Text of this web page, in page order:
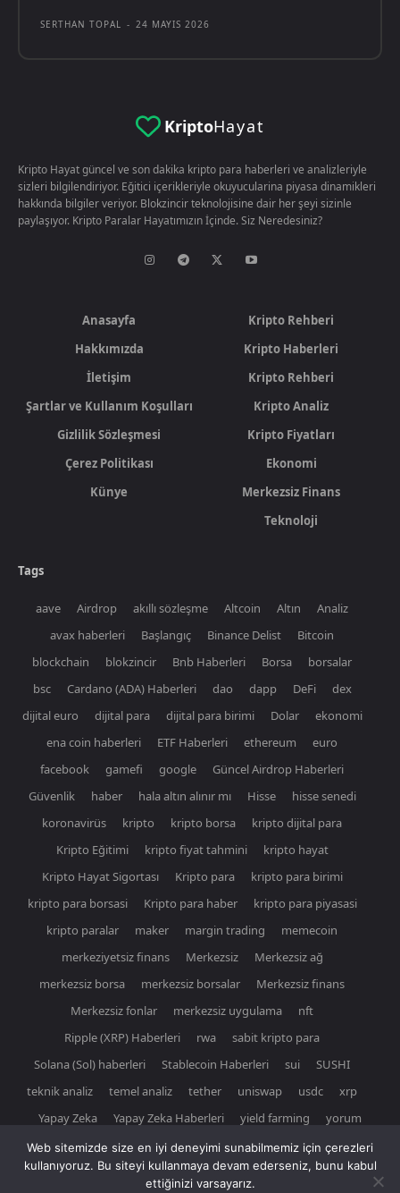
SERTHAN TOPAL - 24 MAYIS 2026
KriptoHayat
Kripto Hayat güncel ve son dakika kripto para haberleri ve analizleriyle
sizleri bilgilendiriyor. Eğitici içerikleriyle okuyucularina piyasa dinamikleri
hakkında bilgiler veriyor. Blokzincir teknolojisine dair her şeyi sizinle
paylaşıyor. Kripto Paralar Hayatımızın İçinde. Siz Neredesiniz?
Anasayfa
Hakkımızda
İletişim
Şartlar ve Kullanım Koşulları
Gizlilik Sözleşmesi
Çerez Politikası
Künye
Kripto Rehberi
Kripto Haberleri
Kripto Rehberi
Kripto Analiz
Kripto Fiyatları
Ekonomi
Merkezsiz Finans
Teknoloji
Tags
aave Airdrop akıllı sözleşme Altcoin Altın
Analiz
avax haberleri
Başlangıç Binance Delist
Bitcoin
blockchain
blokzincir Bnb Haberleri Borsa
borsalar
bsc
Cardano (ADA) Haberleri dao dapp DeFi
dex
dijital euro
dijital para dijital para birimi Dolar
ekonomi
ena coin haberleri
ETF Haberleri ethereum
euro
facebook
gamefi google
Güncel Airdrop Haberleri
Güvenlik
haber hala altın alınır mı Hisse
hisse senedi
koronavirüs
kripto kripto borsa
kripto dijital para
Kripto Eğitimi
kripto fiyat tahmini
kripto hayat
Kripto Hayat Sigortası
Kripto para
kripto para birimi
kripto para borsasi
Kripto para haber
kripto para piyasasi
kripto paralar
maker margin trading
memecoin
merkeziyetsiz finans
Merkezsiz
Merkezsiz ağ
merkezsiz borsa
merkezsiz borsalar
Merkezsiz finans
Merkezsiz fonlar
merkezsiz uygulama
nft
Ripple (XRP) Haberleri
rwa
sabit kripto para
Solana (Sol) haberleri
Stablecoin Haberleri sui
SUSHI
teknik analiz
temel analiz tether uniswap usdc
xrp
Yapay Zeka
Yapay Zeka Haberleri yield farming yorum
Web sitemizde size en iyi deneyimi sunabilmemiz için çerezleri
kullanıyoruz. Bu siteyi kullanmaya devam ederseniz, bunu kabul
ettiğinizi varsayarız.